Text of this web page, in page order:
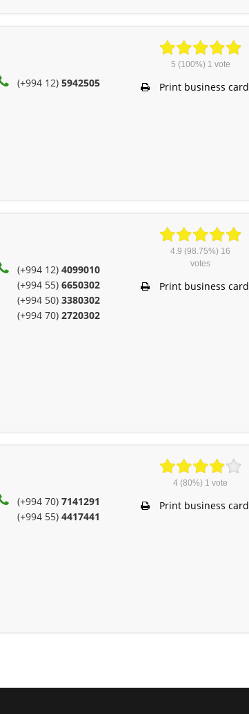
(+994 12)5942505
5 (100%) 1 vote
Print business card
(+994 12)4099010
(+994 55)6650302
(+994 50)3380302
(+994 70)2720302
4.9 (98.75%) 16
votes
Print business card
(+994 70)7141291
(+994 55)4417441
4 (80%) 1 vote
Print business card